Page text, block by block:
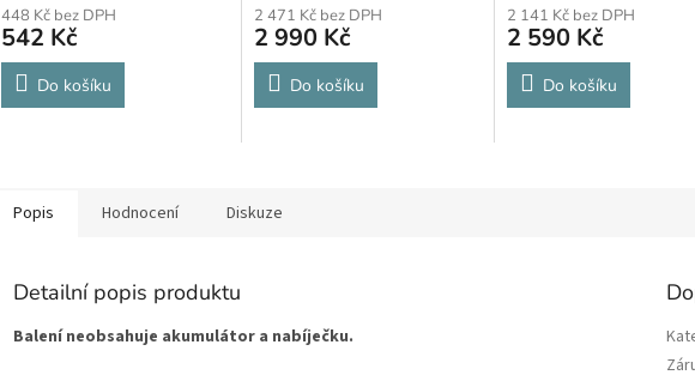
448 Kč bez DPH
542 Kč
Do košíku
2 471 Kč bez DPH
2 990 Kč
Do košíku
2 141 Kč bez DPH
2 590 Kč
Do košíku
Popis Hodnocení Diskuze
Detailní popis produktu
Balení neobsahuje akumulátor a nabíječku.